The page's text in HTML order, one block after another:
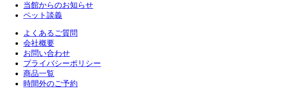
当館からのお知らせ
ペット談義
よくあるご質問
会社概要
お問い合わせ
プライバシーポリシー
商品一覧
時間外のご予約